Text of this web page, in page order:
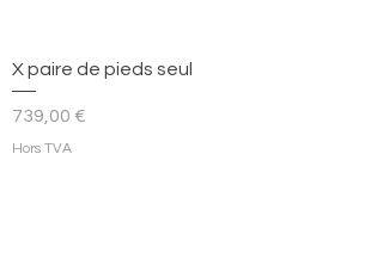
X paire de pieds seul
Prix
739,00 €
Hors TVA